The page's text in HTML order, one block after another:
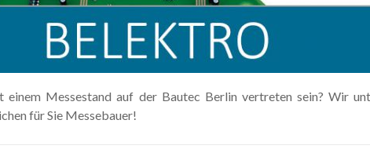
einem Messestand auf der Bautec Berlin vertreten sein? Wir
für Sie Messebauer!